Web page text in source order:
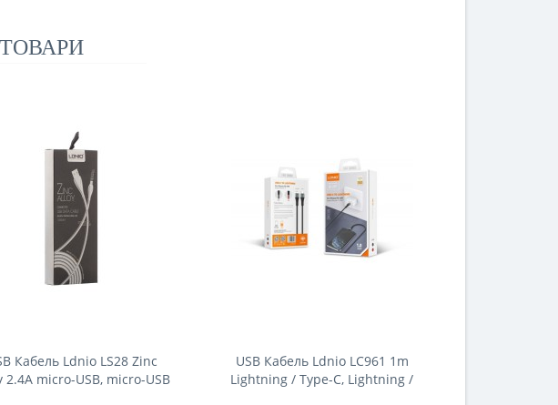
Кабель Ldnio LS28 Zinc
2.4A micro-USB, micro-USB
USB Кабель Ldnio LC961 1m
Lightning / Type-C, Lightning /